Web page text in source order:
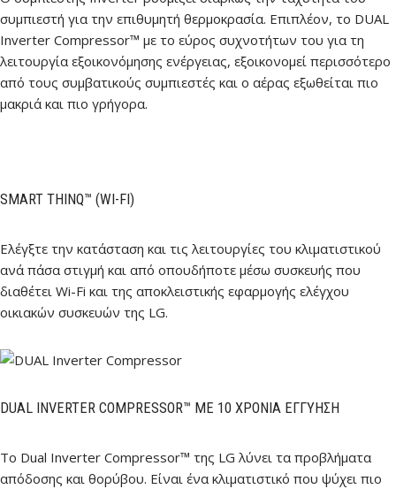
συμπιεστή για την επιθυμητή θερμοκρασία. Επιπλέον, το DUAL
Inverter Compressor™ με το εύρος συχνοτήτων του για τη
λειτουργία εξοικονόμησης ενέργειας, εξοικονομεί περισσότερο
από τους συμβατικούς συμπιεστές και ο αέρας εξωθείται πιο
μακριά και πιο γρήγορα.
SMART THINQ™ (WI-FI)
Ελέγξτε την κατάσταση και τις λειτουργίες του κλιματιστικού
ανά πάσα στιγμή και από οπουδήποτε μέσω συσκευής που
διαθέτει Wi-Fi και της αποκλειστικής εφαρμογής ελέγχου
οικιακών συσκευών της LG.
DUAL INVERTER COMPRESSOR™ ΜΕ 10 ΧΡΌΝΙΑ ΕΓΓΎΗΣΗ
Το Dual Inverter Compressor™ της LG λύνει τα προβλήματα
απόδοσης και θορύβου. Είναι ένα κλιματιστικό που ψύχει πιο